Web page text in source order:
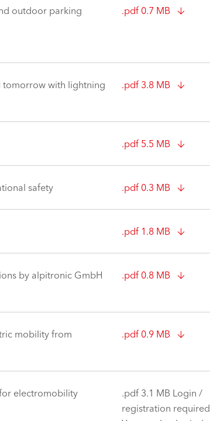
outdoor parking
.pdf 0.7 MB
tomorrow with lightning
.pdf 3.8 MB
.pdf 5.5 MB
safety .pdf 0.3 MB
.pdf 1.8 MB
by alpitronic GmbH
.pdf 0.8 MB
mobility from
.pdf 0.9 MB
electromobility
.pdf 3.1 MB Login /
registration required